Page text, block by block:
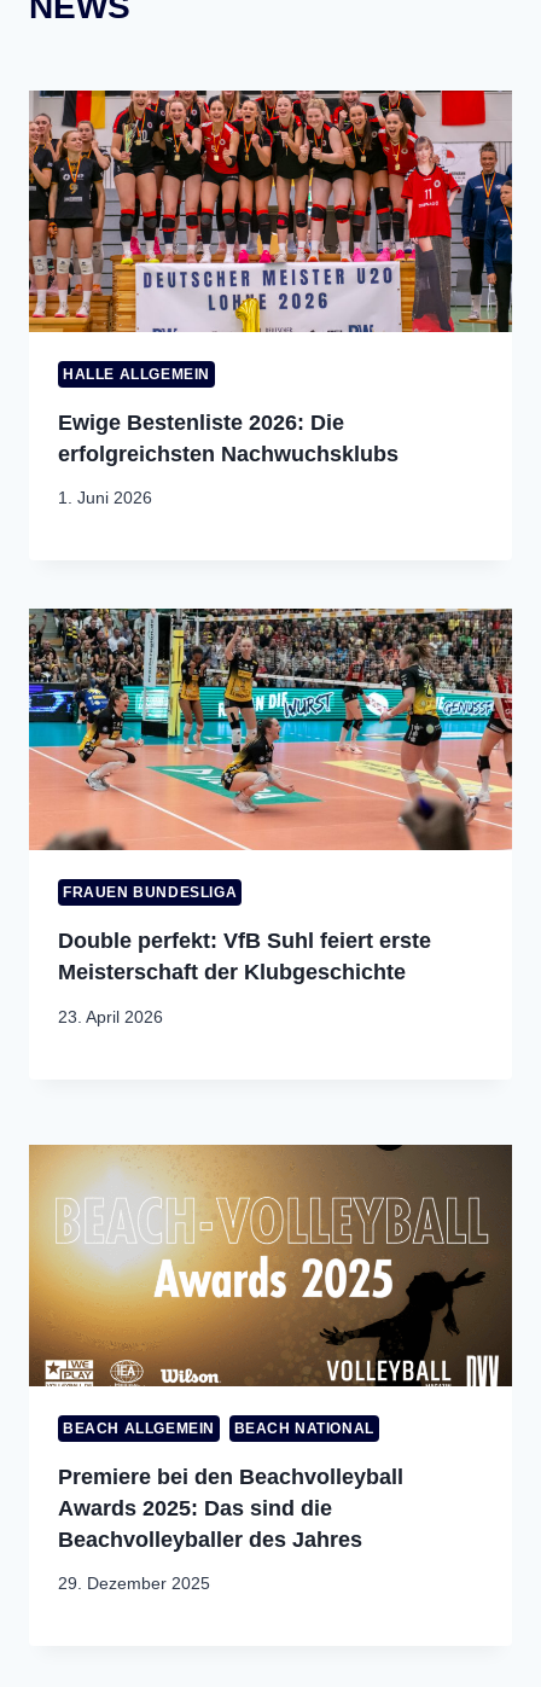
HALLE ALLGEMEIN
Ewige Bestenliste 2026: Die
erfolgreichsten Nachwuchsklubs
1. Juni 2026
FRAUEN BUNDESLIGA
Double perfekt: VfB Suhl feiert erste
Meisterschaft der Klubgeschichte
23. April 2026
BEACH ALLGEMEIN BEACH NATIONAL
Premiere bei den Beachvolleyball
Awards 2025: Das sind die
Beachvolleyballer des Jahres
29. Dezember 2025